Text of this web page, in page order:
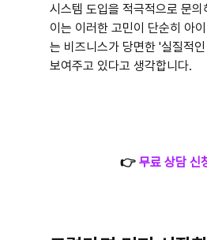
시스템 도입을 적극적으로 문
이는 이러한 고민이 단순히 아
는 비즈니스가 당면한 '실질적
보여주고 있다고 생각합니다.
👉 무료 상담 신